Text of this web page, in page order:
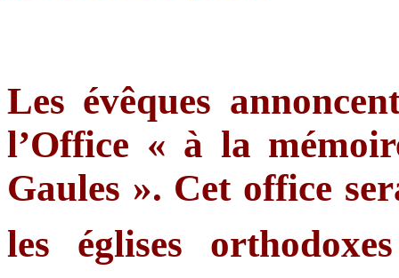
Les évêques
l’Office « à la
Gaules ». Cet office
les églises